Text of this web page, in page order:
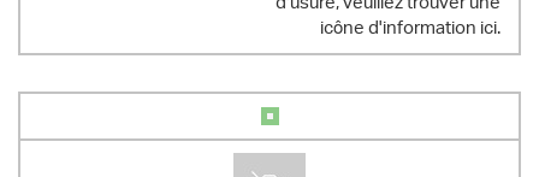
icône d'information ici.